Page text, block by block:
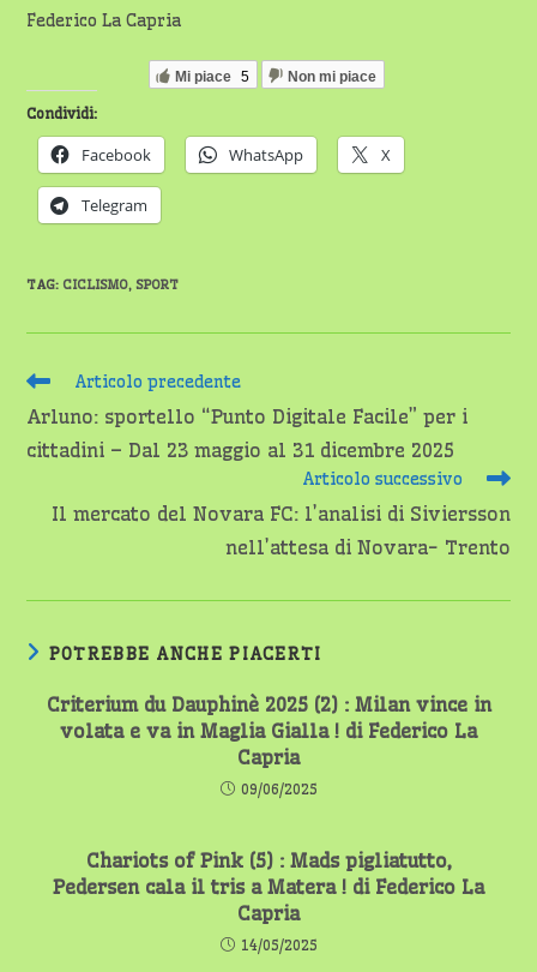
Federico La Capria
Mi piace 5 Non mi piace
Condividi:
Facebook WhatsApp X
Telegram
TAG: CICLISMO, SPORT
Leggi
articoli
Articolo precedente
Arluno: sportello “Punto Digitale Facile” per i
cittadini – Dal 23 maggio al 31 dicembre 2025
Articolo successivo
Il mercato del Novara FC: l’analisi di Siviersson
nell’attesa di Novara- Trento
POTREBBE ANCHE PIACERTI
Criterium du Dauphinè 2025 (2) : Milan vince in
volata e va in Maglia Gialla ! di Federico La
Capria
09/06/2025
Chariots of Pink (5) : Mads pigliatutto,
Pedersen cala il tris a Matera ! di Federico La
Capria
14/05/2025